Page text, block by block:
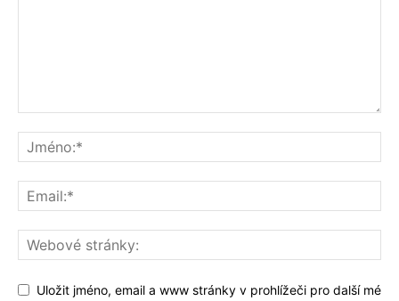
Uložit jméno, email a www stránky v prohlížeči pro další mé